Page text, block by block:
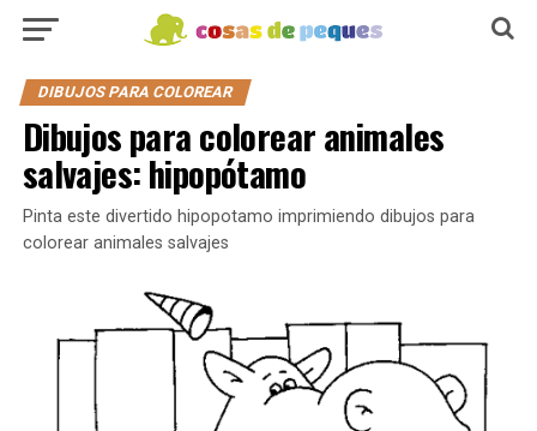
DIBUJOS PARA COLOREAR
Dibujos para colorear animales
salvajes: hipopótamo
Pinta este divertido hipopotamo imprimiendo dibujos para
colorear animales salvajes